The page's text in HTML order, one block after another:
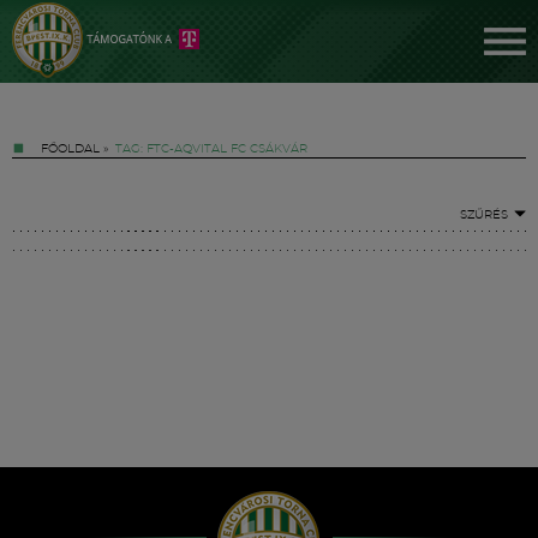
FŐOLDAL » TAG: FTC-AQVITAL FC CSÁKVÁR
SZŰRÉS
Hírek